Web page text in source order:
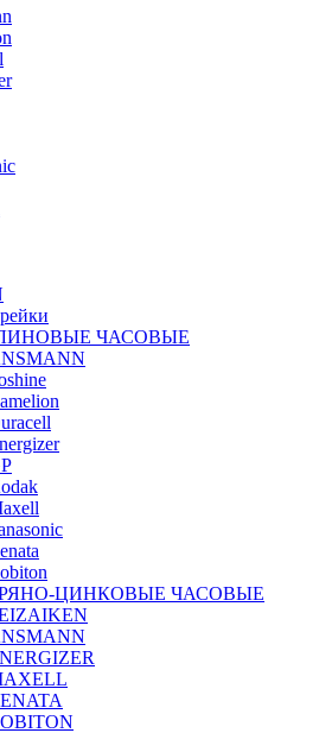
ЧАСОВЫЕ
ЦИНКОВЫЕ ЧАСОВЫЕ